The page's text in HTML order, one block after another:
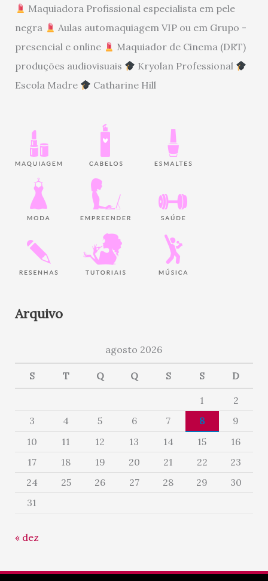
Maquiadora Profissional especialista em pele
negra
Aulas automaquiagem VIP ou em Grupo -
presencial e online
Maquiador de Cinema (DRT)
produções audiovisuais
Kryolan Professional
Escola Madre
Catharine Hill
Arquivo
agosto 2026
S T Q Q S S D
1
2
3
4 5 6 7 8
9
10
11 12 13 14 15
16
17
18 19 20 21 22
23
24
25 26 27 28 29
30
31
« dez